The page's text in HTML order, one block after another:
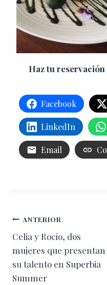
Haz tu
Facebook
LinkedIn
Email
Navegación
de
entradas
ANTERIOR
Celia y Rocío, dos
mujeres que presentan
su talento en Superbia
Summer